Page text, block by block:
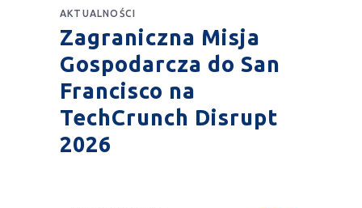
AKTUALNOŚCI
Zagraniczna Misja
Gospodarcza do San
Francisco na
TechCrunch Disrupt
2026